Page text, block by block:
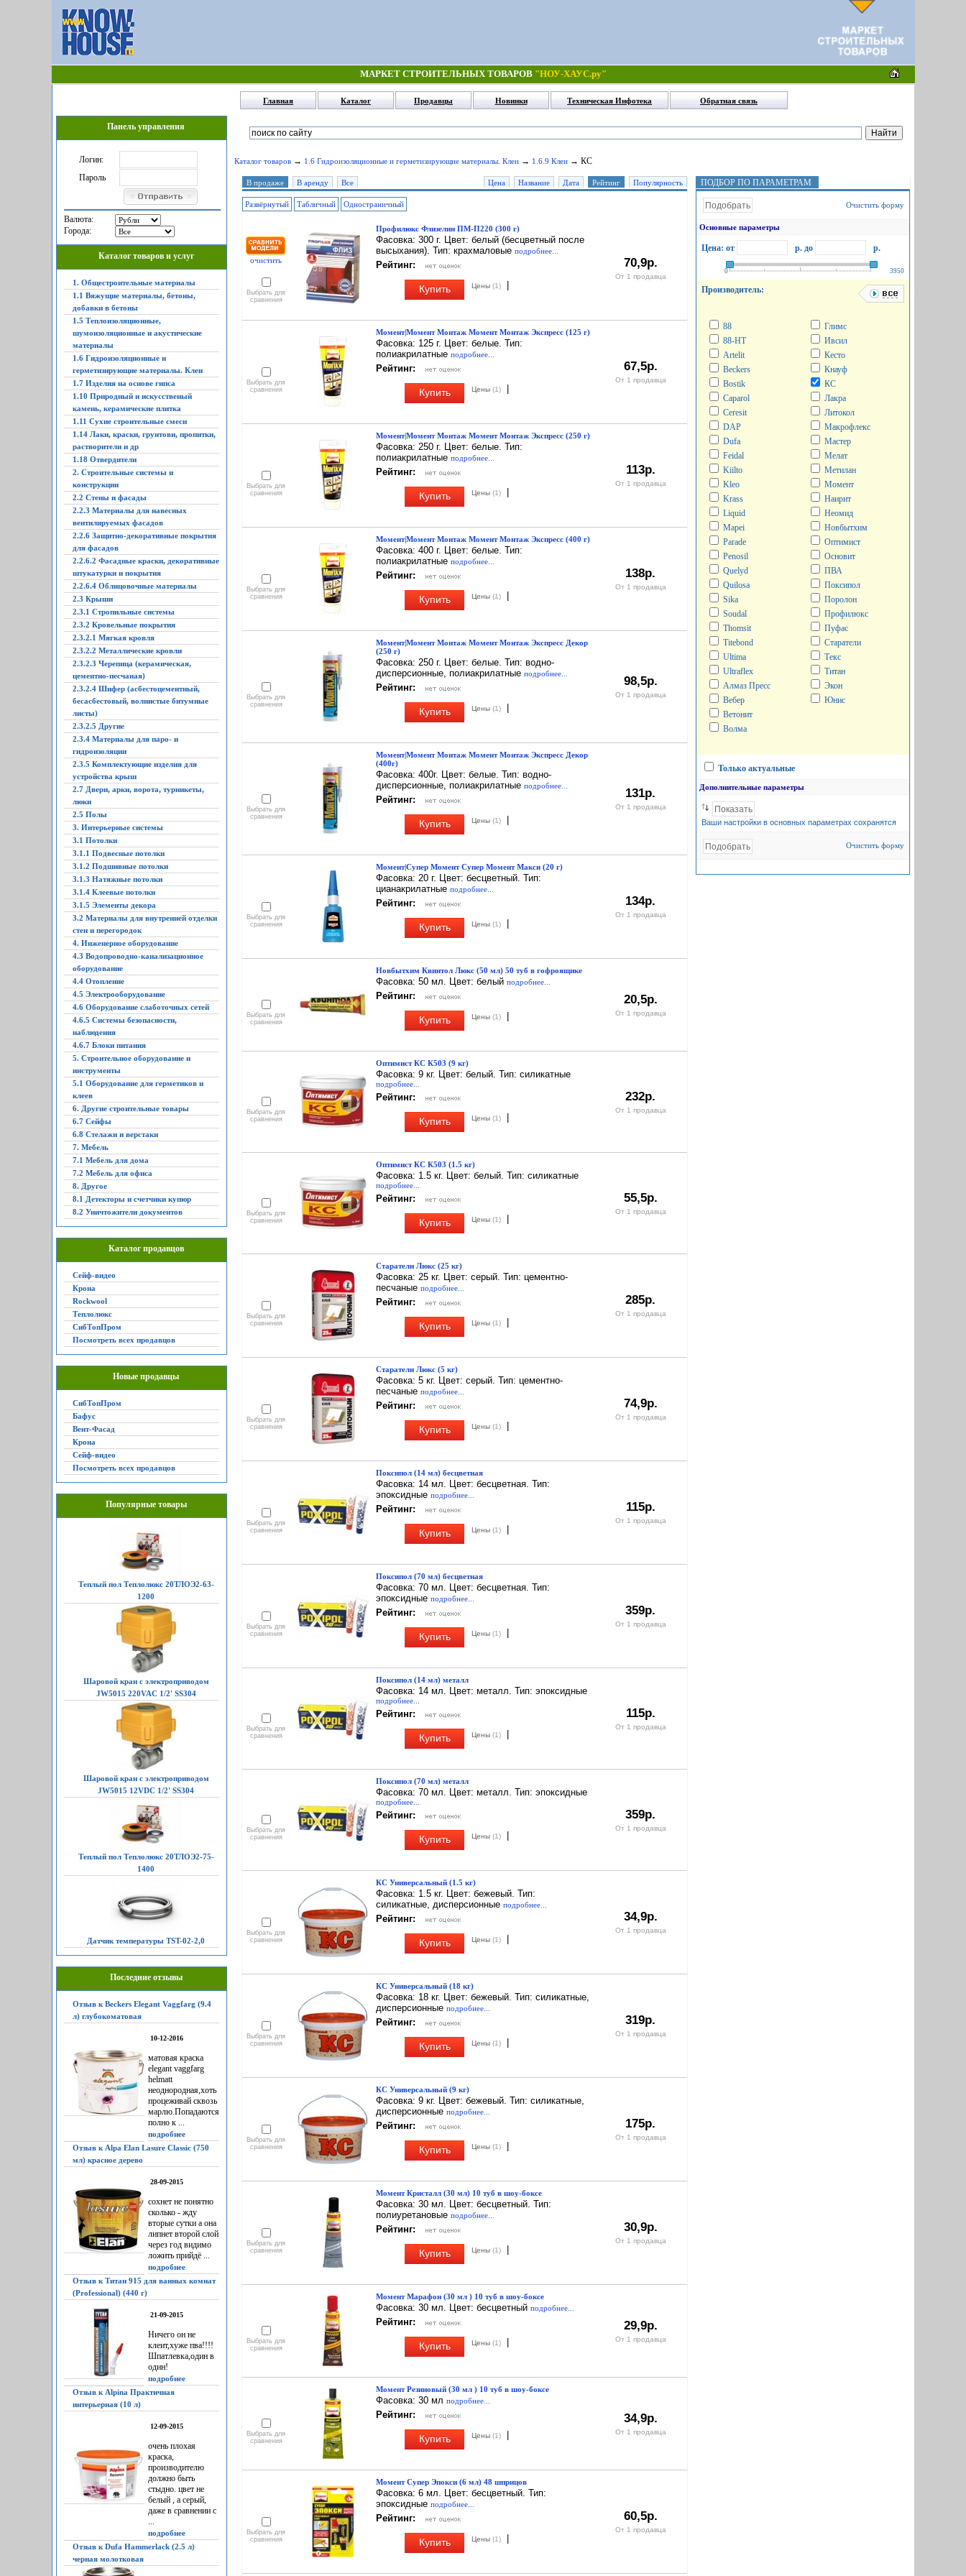
МАРКЕТ СТРОИТЕЛЬНЫХ ТОВАРОВ "НОУ-ХАУС.ру"
Главная Каталог Продавцы Новинки Техническая Инфотека Обратная связь
Панель управления
Логин:
Пароль
Валюта:
Города:
Каталог товаров и услуг
1. Общестроительные материалы
1.1 Вяжущие материалы, бетоны,
добавки в бетоны
1.5 Теплоизоляционные,
шумоизоляционные и акустические
материалы
1.6 Гидроизоляционные и
герметизирующие материалы. Клеи
1.7 Изделия на основе гипса
1.10 Природный и искусственый
камень, керамические плитка
1.11 Сухие строительные смеси
1.14 Лаки, краски, грунтови, пропитки,
растворители и др
1.18 Отвердители
2. Строительные системы и
конструкции
2.2 Стены и фасады
2.2.3 Материалы для навесных
вентилируемых фасадов
2.2.6 Защитно-декоративные покрытия
для фасадов
2.2.6.2 Фасадные краски, декоративные
штукатурки и покрытия
2.2.6.4 Облицовочные материалы
2.3 Крыши
2.3.1 Стропильные системы
2.3.2 Кровельные покрытия
2.3.2.1 Мягкая кровля
2.3.2.2 Металлические кровли
2.3.2.3 Черепица (керамическая,
цементно-песчаная)
2.3.2.4 Шифер (асбестоцементный,
бесасбестовый, волнистые битумные
листы)
2.3.2.5 Другие
2.3.4 Материалы для паро- и
гидроизоляции
2.3.5 Комплектующие изделия для
устройства крыш
2.7 Двери, арки, ворота, турникеты,
люки
2.5 Полы
3. Интерьерные системы
3.1 Потолки
3.1.1 Подвесные потолки
3.1.2 Подшивные потолки
3.1.3 Натяжные потолки
3.1.4 Клеевые потолки
3.1.5 Элементы декора
3.2 Материалы для внутренней отделки
стен и перегородок
4. Инженерное оборудование
4.3 Водопроводно-канализационное
оборудование
4.4 Отопление
4.5 Электрооборудование
4.6 Оборудование слаботочных сетей
4.6.5 Системы безопасности,
наблюдения
4.6.7 Блоки питания
5. Строительное оборудование и
инструменты
5.1 Оборудование для герметиков и
клеев
6. Другие строительные товары
6.7 Сейфы
6.8 Стелажи и верстаки
7. Мебель
7.1 Мебель для дома
7.2 Мебель для офиса
8. Другое
8.1 Детекторы и счетчики купюр
8.2 Уничтожители документов
Каталог продавцов
Сейф-видео
Крона
Rockwool
Теплолюкс
СибТопПром
Посмотреть всех продавцов
Новые продавцы
СибТопПром
Бафус
Вент-Фасад
Крона
Сейф-видео
Посмотреть всех продавцов
Популярные товары
Теплый пол Теплолюкс 20ТЛОЭ2-63-
1200
Шаровой кран с электроприводом
JW5015 220VAC 1/2' SS304
Шаровой кран с электроприводом
JW5015 12VDC 1/2' SS304
Теплый пол Теплолюкс 20ТЛОЭ2-75-
1400
Датчик температуры TST-02-2,0
Последние отзывы
Отзыв к Beckers Elegant Vaggfarg (9.4
л) глубокоматовая
10-12-2016
матовая краска
elegant vaggfarg
helmatt
неоднородная,хоть
процеживай сквозь
марлю.Попадаются
полно к ...
подробнее
Отзыв к Alpa Elan Lasure Classic (750
мл) красное дерево
28-09-2015
сохнет не понятно
сколько - жду
вторые сутки а она
липнет второй слой
через год видимо
ложить прийдё ...
подробнее
Отзыв к Титан 915 для ванных комнат
(Professional) (440 г)
21-09-2015
Ничего он не
клеит,хуже пва!!!!
Шпатлевка,один в
один!
подробнее
Отзыв к Alpina Практичная
интерьерная (10 л)
12-09-2015
очень плохая
краска,
производителю
должно быть
стыдно. цвет не
белый , а серый,
даже в сравнении с
...
подробнее
Отзыв к Dufa Hammerlack (2.5 л)
черная молотковая
Каталог товаров → 1.6 Гидроизоляционные и герметизирующие материалы. Клеи → 1.6.9 Клеи → КС
В продаже В аренду Все Цена Название Дата Рейтинг Популярность
Развёрнутый Табличный Одностраничный
очистить
Выбрать для
сравнения
Профилюкс Флизелин ПМ-П220 (300 г)
Фасовка: 300 г. Цвет: белый (бесцветный после
высыхания). Тип: крахмаловые подробнее...
Рейтинг:
Купить Цены (1)
70,9р.
От 1 продавца
Выбрать для
сравнения
Момент|Момент Монтаж Момент Монтаж Экспресс (125 г)
Фасовка: 125 г. Цвет: белые. Тип:
полиакрилатные подробнее...
Рейтинг:
Купить Цены (1)
67,5р.
От 1 продавца
Выбрать для
сравнения
Момент|Момент Монтаж Момент Монтаж Экспресс (250 г)
Фасовка: 250 г. Цвет: белые. Тип:
полиакрилатные подробнее...
Рейтинг:
Купить Цены (1)
113р.
От 1 продавца
Выбрать для
сравнения
Момент|Момент Монтаж Момент Монтаж Экспресс (400 г)
Фасовка: 400 г. Цвет: белые. Тип:
полиакрилатные подробнее...
Рейтинг:
Купить Цены (1)
138р.
От 1 продавца
Выбрать для
сравнения
Момент|Момент Монтаж Момент Монтаж Экспресс Декор
(250 г)
Фасовка: 250 г. Цвет: белые. Тип: водно-
дисперсионные, полиакрилатные подробнее...
Рейтинг:
Купить Цены (1)
98,5р.
От 1 продавца
Выбрать для
сравнения
Момент|Момент Монтаж Момент Монтаж Экспресс Декор
(400г)
Фасовка: 400г. Цвет: белые. Тип: водно-
дисперсионные, полиакрилатные подробнее...
Рейтинг:
Купить Цены (1)
131р.
От 1 продавца
Выбрать для
сравнения
Момент|Супер Момент Супер Момент Макси (20 г)
Фасовка: 20 г. Цвет: бесцветный. Тип:
цианакрилатные подробнее...
Рейтинг:
Купить Цены (1)
134р.
От 1 продавца
Выбрать для
сравнения
Новбытхим Квинтол Люкс (50 мл) 50 туб в гофроящике
Фасовка: 50 мл. Цвет: белый подробнее...
Рейтинг:
Купить Цены (1)
20,5р.
От 1 продавца
Выбрать для
сравнения
Оптимист КС К503 (9 кг)
Фасовка: 9 кг. Цвет: белый. Тип: силикатные
подробнее...
Рейтинг:
Купить Цены (1)
232р.
От 1 продавца
Выбрать для
сравнения
Оптимист КС К503 (1.5 кг)
Фасовка: 1.5 кг. Цвет: белый. Тип: силикатные
подробнее...
Рейтинг:
Купить Цены (1)
55,5р.
От 1 продавца
Выбрать для
сравнения
Старатели Люкс (25 кг)
Фасовка: 25 кг. Цвет: серый. Тип: цементно-
песчаные подробнее...
Рейтинг:
Купить Цены (1)
285р.
От 1 продавца
Выбрать для
сравнения
Старатели Люкс (5 кг)
Фасовка: 5 кг. Цвет: серый. Тип: цементно-
песчаные подробнее...
Рейтинг:
Купить Цены (1)
74,9р.
От 1 продавца
Выбрать для
сравнения
Поксипол (14 мл) бесцветная
Фасовка: 14 мл. Цвет: бесцветная. Тип:
эпоксидные подробнее...
Рейтинг:
Купить Цены (1)
115р.
От 1 продавца
Выбрать для
сравнения
Поксипол (70 мл) бесцветная
Фасовка: 70 мл. Цвет: бесцветная. Тип:
эпоксидные подробнее...
Рейтинг:
Купить Цены (1)
359р.
От 1 продавца
Выбрать для
сравнения
Поксипол (14 мл) металл
Фасовка: 14 мл. Цвет: металл. Тип: эпоксидные
подробнее...
Рейтинг:
Купить Цены (1)
115р.
От 1 продавца
Выбрать для
сравнения
Поксипол (70 мл) металл
Фасовка: 70 мл. Цвет: металл. Тип: эпоксидные
подробнее...
Рейтинг:
Купить Цены (1)
359р.
От 1 продавца
Выбрать для
сравнения
КС Универсальный (1.5 кг)
Фасовка: 1.5 кг. Цвет: бежевый. Тип:
силикатные, дисперсионные подробнее...
Рейтинг:
Купить Цены (1)
34,9р.
От 1 продавца
Выбрать для
сравнения
КС Универсальный (18 кг)
Фасовка: 18 кг. Цвет: бежевый. Тип: силикатные,
дисперсионные подробнее...
Рейтинг:
Купить Цены (1)
319р.
От 1 продавца
Выбрать для
сравнения
КС Универсальный (9 кг)
Фасовка: 9 кг. Цвет: бежевый. Тип: силикатные,
дисперсионные подробнее...
Рейтинг:
Купить Цены (1)
175р.
От 1 продавца
Выбрать для
сравнения
Момент Кристалл (30 мл) 10 туб в шоу-боксе
Фасовка: 30 мл. Цвет: бесцветный. Тип:
полиуретановые подробнее...
Рейтинг:
Купить Цены (1)
30,9р.
От 1 продавца
Выбрать для
сравнения
Момент Марафон (30 мл ) 10 туб в шоу-боксе
Фасовка: 30 мл. Цвет: бесцветный подробнее...
Рейтинг:
Купить Цены (1)
29,9р.
От 1 продавца
Выбрать для
сравнения
Момент Резиновый (30 мл ) 10 туб в шоу-боксе
Фасовка: 30 мл подробнее...
Рейтинг:
Купить Цены (1)
34,9р.
От 1 продавца
Выбрать для
сравнения
Момент Супер Эпокси (6 мл) 48 шприцов
Фасовка: 6 мл. Цвет: бесцветный. Тип:
эпоксидные подробнее...
Рейтинг:
Купить Цены (1)
60,5р.
От 1 продавца
ПОДБОР ПО ПАРАМЕТРАМ
Очистить форму
Основные параметры
Цена: от р. до р.
0 3950
Производитель:
88
88-НТ
Artelit
Beckers
Bostik
Caparol
Ceresit
DAP
Dufa
Feidal
Kiilto
Kleo
Krass
Liquid
Mapei
Parade
Penosil
Quelyd
Quilosa
Sika
Soudal
Thomsit
Titebond
Ultima
Ultraflex
Алмаз Пресс
Вебер
Ветонит
Волма
Глимс
Ивсил
Кесто
Кнауф
КС
Лакра
Литокол
Макрофлекс
Мастер
Мелат
Метилан
Момент
Наирит
Неомид
Новбытхим
Оптимист
Основит
ПВА
Поксипол
Поролон
Профилюкс
Пуфас
Старатели
Текс
Титан
Экон
Юнис
Только актуальные
Дополнительные параметры
Ваши настройки в основных параметрах сохранятся
Очистить форму